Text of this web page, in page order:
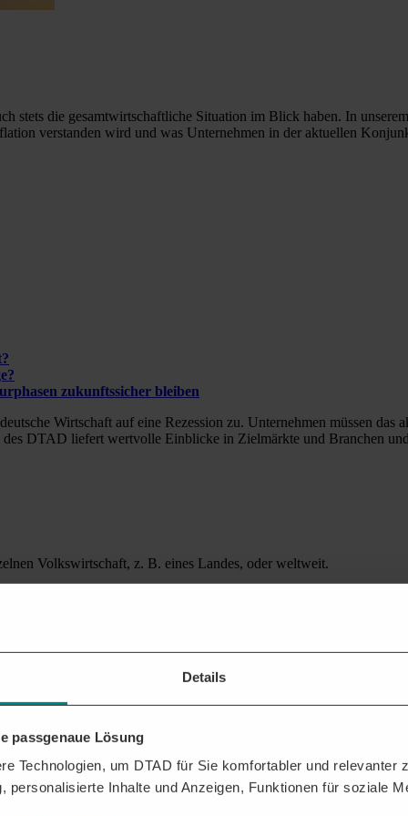
Details
passgenaue Lösung
Technologien, um DTAD für Sie komfortabler und relevanter
personalisierte Inhalte und Anzeigen, Funktionen für soziale
stets die gesamtwirtschaftliche Situation im Blick haben. In
verstanden wird und was Unternehmen in der aktuellen
zukunftssicher bleiben
Wirtschaft auf eine Rezession zu. Unternehmen müssen
DTAD liefert wertvolle Einblicke in Zielmärkte und Branchen
Volkswirtschaft, z. B. eines Landes, oder weltweit.
die Gesamtwirtschaft im Laufe der Zeit vollzieht. Für die
Phasen des Auf- und Abschwungs verläuft. Dieser